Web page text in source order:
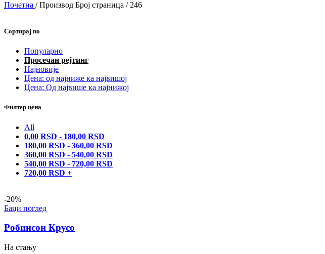
бајки
Долина
јоргована
Почетна / Производ Број страница / 246
Сортирај по
Популарно
Просечан рејтинг
Најновије
Цена: од најниже ка највишој
Цена: Од највише ка најнижој
Филтер цена
All
0,00 RSD - 180,00 RSD
180,00 RSD - 360,00 RSD
360,00 RSD - 540,00 RSD
540,00 RSD - 720,00 RSD
720,00 RSD +
-20%
Баци поглед
Робинсон Крусо
На стању